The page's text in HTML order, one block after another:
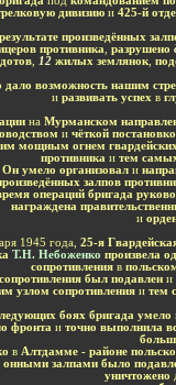
дивизию и 425-й
результате произведённых
противника
разрушено
дотов 12 жилых землянок
дало возможность нашим
и развивать успех в
на Мурманском
и чёткой
мощным огнем
противника и тем
Он умело организовал и
залпов
операций бригада
награждена
и
1945 года, 25-я
Т.Н. Небоженко произвела
сопротивленияв
был подавлен и
узлом сопротивления и тем
боях бригада умело
фронта и точно выполнила
в Алтдамме - районе
онными залпами было
уничтожено